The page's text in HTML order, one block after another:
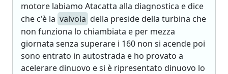
motore labiamo Atacatta alla diagnostica e dice
che c'è la valvola della preside della turbina che
non funziona lo chiambiata e per mezza
giornata senza superare i 160 non si acende poi
sono entrato in autostrada e ho provato a
acelerare dinuovo e si è ripresentato dinuovo lo